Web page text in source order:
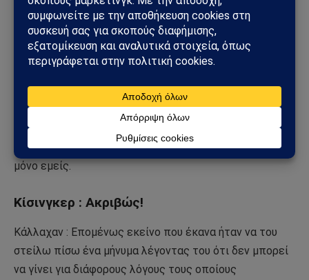
με τα αντίστοιχα βρετανικά. Σε τηλεφωνική συνομιλία
Κάλλαχαν/Κίσινγκερ στις 15 Αυγούστου
καταγράφτηκαν τα ακόλουθα:
«Κάλλαχαν : Στο θέμα… όσον αφορά τη ιστορία με το
Μαύρο ήταν— για την Μεραρχία— αεροπορική κάλυψη
για την Μεραρχία του –λυπάμαι που δεν εξηγηθήκαμε
σωστά με τον Arthur Hartman και δεν προσεγγίστηκες…
μόνο εμείς.
Κίσινγκερ : Ακριβώς!
Κάλλαχαν : Επομένως εκείνο που έκανα ήταν να του
στείλω πίσω ένα μήνυμα λέγοντας του ότι δεν μπορεί
να γίνει για διάφορους λόγους τους οποίους